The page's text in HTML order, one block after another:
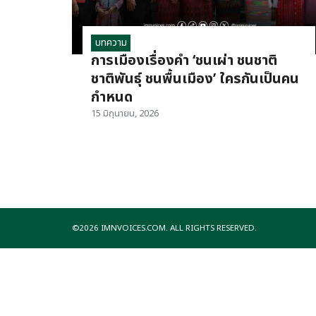
บทความ
การเมืองเรื่องคำ ‘ชนเผ่า ชนชาติ
ชาติพันธุ์ ชนพื้นเมือง’ ใครกันเป็นคน
กำหนด
15 มิถุนายน, 2026
©2026 IMNVOICES.COM. ALL RIGHTS RESERVED.